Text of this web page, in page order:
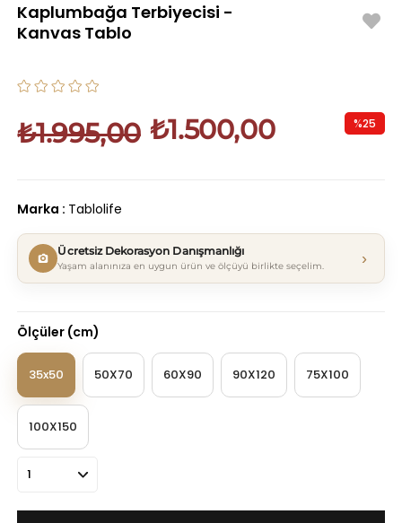
Kaplumbağa Terbiyecisi -
Kanvas Tablo
₺1.995,00 ₺1.500,00 %25
Marka : Tablolife
Ücretsiz Dekorasyon Danışmanlığı
Yaşam alanınıza en uygun ürün ve ölçüyü birlikte seçelim. ›
Ölçüler (cm)
35x50 50X70 60X90 90X120 75X100
100X150